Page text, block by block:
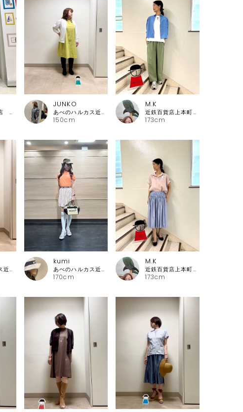
名古屋栄三越店 ピッコーネ
150cm
JUNKO
あべのハルカス近鉄本店 ピッコーネ
173cm
M.K
近鉄百貨店上本町店 ピッコーネ・ピッコーネクラブ
あべのハルカス近鉄本店 ピッコーネ
170cm
kumi
あべのハルカス近鉄本店 アルチビオ・ピッコーネクラブ
173cm
M.K
近鉄百貨店上本町店 ピッコーネ・ピッコーネクラブ